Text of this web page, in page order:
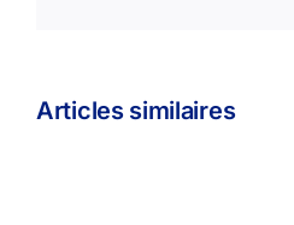
Articles similaires